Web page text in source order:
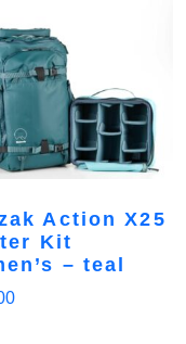
Action X25
Kit
– teal